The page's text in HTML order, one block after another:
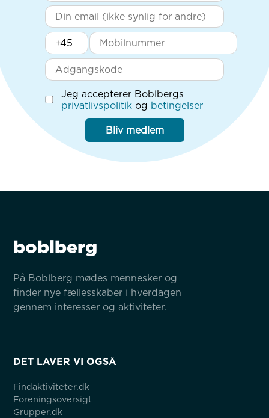
+
Jeg accepterer Boblbergs
privatlivspolitik og betingelser
Bliv medlem
boblberg
På Boblberg mødes mennesker og
finder nye fællesskaber i hverdagen
gennem interesser og aktiviteter.
DET LAVER VI OGSÅ
Findaktiviteter.dk
Foreningsoversigt
Grupper.dk